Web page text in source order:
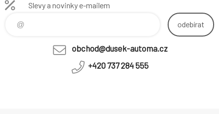
Slevy a novinky e-mailem
odebírat
obchod@dusek-automa.cz
+420 737 284 555